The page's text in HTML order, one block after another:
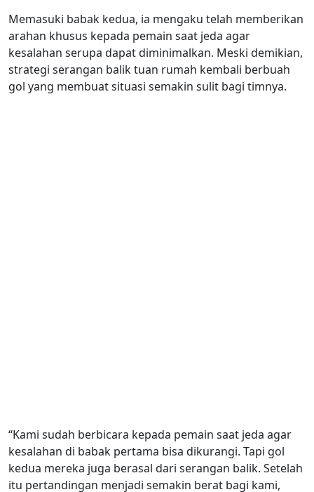
Memasuki babak kedua, ia mengaku telah memberikan
arahan khusus kepada pemain saat jeda agar
kesalahan serupa dapat diminimalkan. Meski demikian,
strategi serangan balik tuan rumah kembali berbuah
gol yang membuat situasi semakin sulit bagi timnya.
“Kami sudah berbicara kepada pemain saat jeda agar
kesalahan di babak pertama bisa dikurangi. Tapi gol
kedua mereka juga berasal dari serangan balik. Setelah
itu pertandingan menjadi semakin berat bagi kami,